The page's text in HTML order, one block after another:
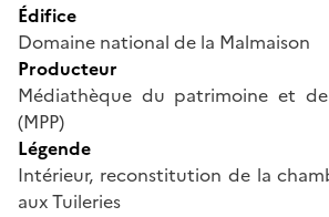
Édifice
Domaine national de la Malmaison
Producteur
Médiathèque du patrimoine et
(MPP)
Légende
Intérieur, reconstitution de la
aux Tuileries